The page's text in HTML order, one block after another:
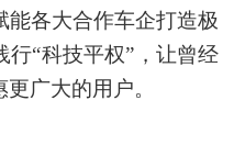
能各大合作车企打造极
“科技平权”，让曾经
广大的用户。